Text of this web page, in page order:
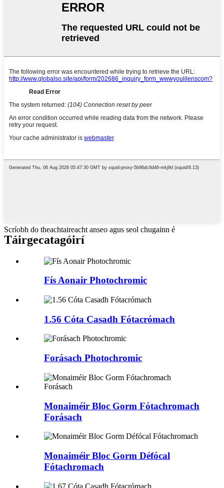
Scríobh do theachtaireacht anseo agus seol chugainn é
Táirgecatagóirí
Fís Aonair Photochromic
1.56 Cóta Casadh Fótacrómach
Forásach Photochromic
Monaiméir Bloc Gorm Fótachromach
Forásach
Monaiméir Bloc Gorm Défócal
Fótachromach